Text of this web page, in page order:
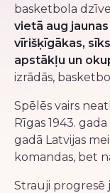
basketbola
vietā aug
vīrišķīgākas,
apstākļu un
izrādās,
Spēlēs vairs
Rīgas 1943.
gadā Latvijas
komandas, bet
Strauji progresē